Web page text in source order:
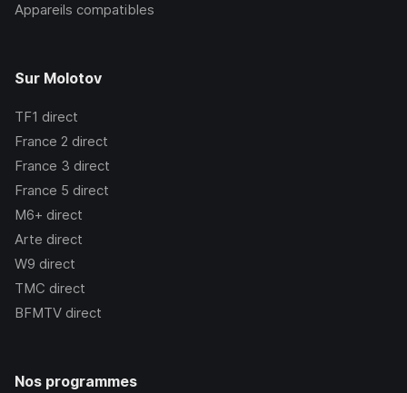
Appareils compatibles
Sur Molotov
TF1 direct
France 2 direct
France 3 direct
France 5 direct
M6+ direct
Arte direct
W9 direct
TMC direct
BFMTV direct
Nos programmes